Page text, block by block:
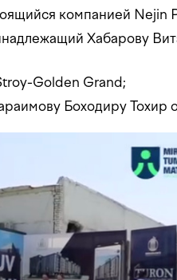
компанией Nejin
Хабарову
Golden Grand;
Боходиру Тохир